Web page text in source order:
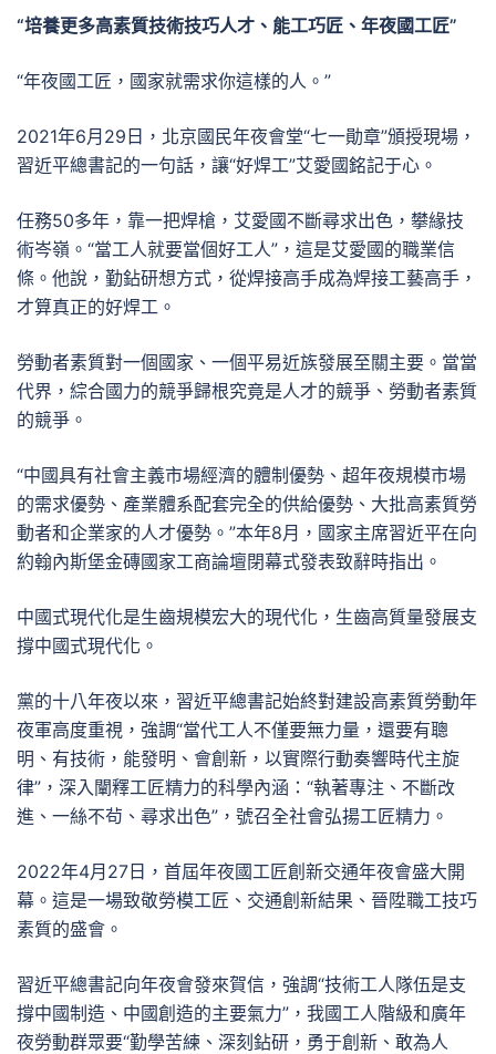
“培養更多高素質技術技巧人才、能工巧匠、年夜國工匠”
“年夜國工匠，國家就需求你這樣的人。”
2021年6月29日，北京國民年夜會堂“七一勛章”頒授現場，
習近平總書記的一句話，讓“好焊工”艾愛國銘記于心。
任務50多年，靠一把焊槍，艾愛國不斷尋求出色，攀緣技
術岑嶺。“當工人就要當個好工人”，這是艾愛國的職業信
條。他說，勤鉆研想方式，從焊接高手成為焊接工藝高手，
才算真正的好焊工。
勞動者素質對一個國家、一個平易近族發展至關主要。當當
代界，綜合國力的競爭歸根究竟是人才的競爭、勞動者素質
的競爭。
“中國具有社會主義市場經濟的體制優勢、超年夜規模市場
的需求優勢、產業體系配套完全的供給優勢、大批高素質勞
動者和企業家的人才優勢。”本年8月，國家主席習近平在向
約翰內斯堡金磚國家工商論壇閉幕式發表致辭時指出。
中國式現代化是生齒規模宏大的現代化，生齒高質量發展支
撐中國式現代化。
黨的十八年夜以來，習近平總書記始終對建設高素質勞動年
夜軍高度重視，強調“當代工人不僅要無力量，還要有聰
明、有技術，能發明、會創新，以實際行動奏響時代主旋
律”，深入闡釋工匠精力的科學內涵：“執著專注、不斷改
進、一絲不茍、尋求出色”，號召全社會弘揚工匠精力。
2022年4月27日，首屆年夜國工匠創新交通年夜會盛大開
幕。這是一場致敬勞模工匠、交通創新結果、晉陞職工技巧
素質的盛會。
習近平總書記向年夜會發來賀信，強調“技術工人隊伍是支
撐中國制造、中國創造的主要氣力”，我國工人階級和廣年
夜勞動群眾要“勤學苦練、深刻鉆研，勇于創新、敢為人